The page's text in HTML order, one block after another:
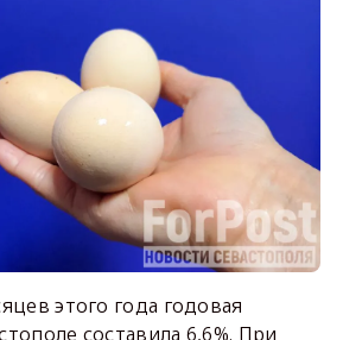
этого года годовая
составила 6,6%. При